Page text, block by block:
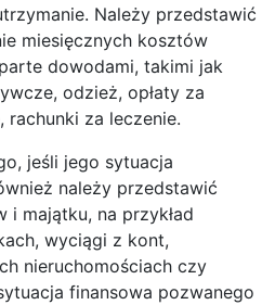
Należy przedstawić
miesięcznych kosztów
dowodami, takimi jak
odzież, opłaty za
rachunki za leczenie.
jeśli jego sytuacja
należy przedstawić
majątku, na przykład
wyciągi z kont,
nieruchomościach czy
finansowa pozwanego